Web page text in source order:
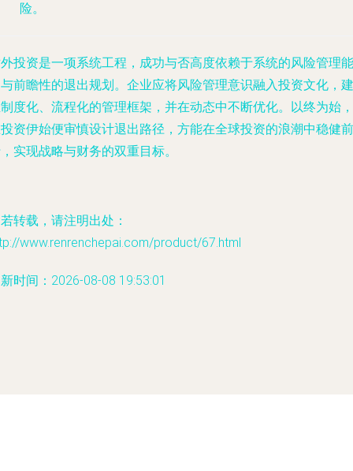
险。
投资是一项系统工程，成功与否高度依赖于系统的风险管理能
前瞻性的退出规划。企业应将风险管理意识融入投资文化，建
度化、流程化的管理框架，并在动态中不断优化。以终为始，
资伊始便审慎设计退出路径，方能在全球投资的浪潮中稳健前
实现战略与财务的双重目标。
转载，请注明出处：
www.renrenchepai.com/product/67.html
时间：2026-08-08 19:53:01